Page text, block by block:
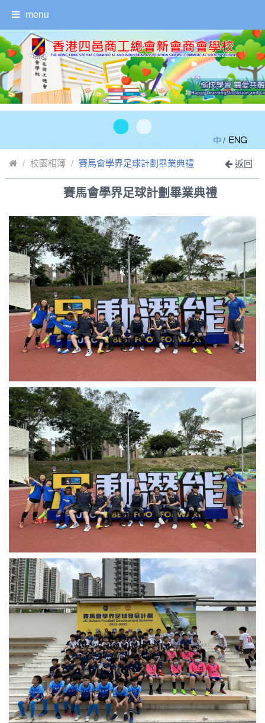
menu
/
校園相簿 賽馬會學界足球計劃畢業典禮 返回
賽馬會學界足球計劃畢業典禮